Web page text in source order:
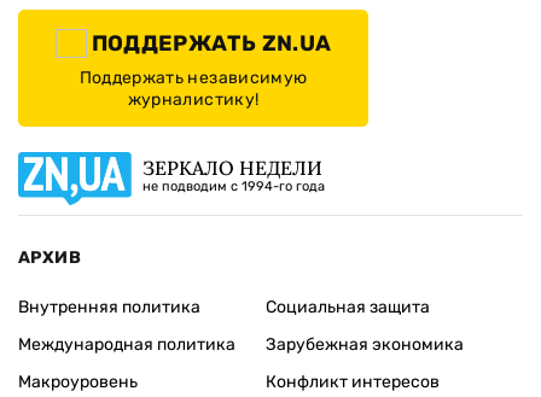
ПОДДЕРЖАТЬ ZN.UA
Поддержать независимую
журналистику!
ЗЕРКАЛО НЕДЕЛИ
не подводим с 1994-го года
АРХИВ
Внутренняя политика
Международная политика
Макроуровень
Социальная защита
Зарубежная экономика
Конфликт интересов